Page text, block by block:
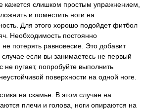
кажется слишком простым упражнением,
и поместить ноги на
Для этого хорошо подойдет фитбол
Необходимость постоянно
потерять равновесие. Это добавит
если вы занимаетесь не первый
не пугает, попробуйте выполнить
поверхности на одной ноге.
на скамье. В этом случае на
плечи и голова, ноги опираются на